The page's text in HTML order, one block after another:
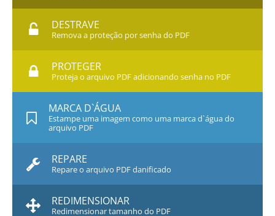
DESTRAVE
Remova a proteção por senha do PDF
PROTEGER
Proteja o arquivo PDF adicionando senha no PDF
MARCA D`ÁGUA
Estampe uma imagem como uma marca d`água do
arquivo PDF
REPARE
Repare o arquivo PDF danificado
REDIMENSIONAR
Redimensionar tamanho do PDF